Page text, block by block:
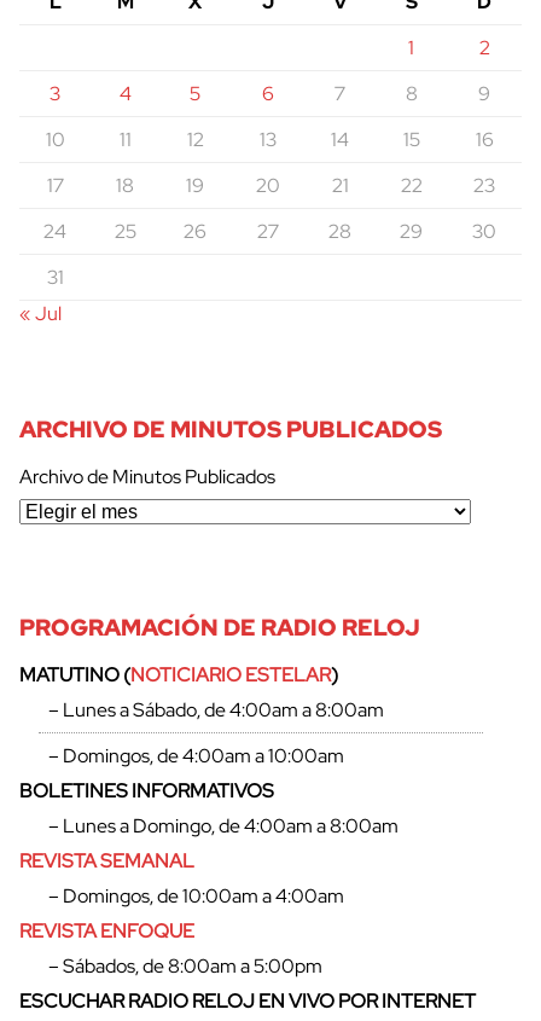
1
2
3
4 5 6 7 8
9
10
11 12 13 14 15
16
17
18 19 20 21 22
23
24
25 26 27 28 29
30
31
« Jul
ARCHIVO DE MINUTOS PUBLICADOS
Archivo de Minutos Publicados
PROGRAMACIÓN DE RADIO RELOJ
MATUTINO (NOTICIARIO ESTELAR)
– Lunes a Sábado, de 4:00am a 8:00am
– Domingos, de 4:00am a 10:00am
BOLETINES INFORMATIVOS
– Lunes a Domingo, de 4:00am a 8:00am
REVISTA SEMANAL
– Domingos, de 10:00am a 4:00am
REVISTA ENFOQUE
– Sábados, de 8:00am a 5:00pm
ESCUCHAR RADIO RELOJ EN VIVO POR INTERNET